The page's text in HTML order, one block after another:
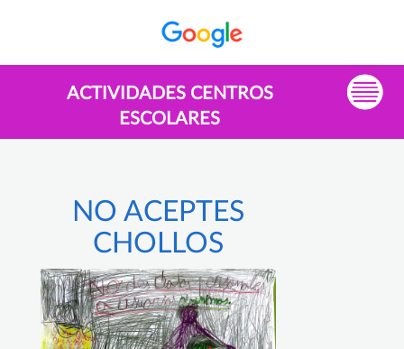
ACTIVIDADES CENTROS
ESCOLARES
NO ACEPTES
CHOLLOS